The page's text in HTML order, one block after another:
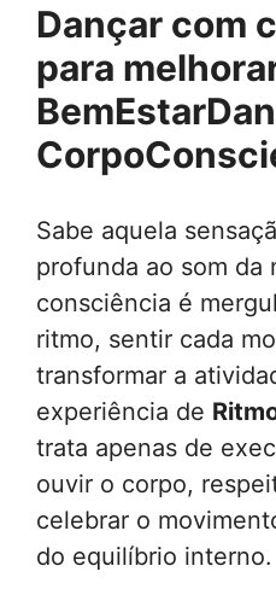
Dançar com
para
Sabe aquela
profunda ao som da
consciência é
ritmo, sentir cada
transformar a
experiência de
trata apenas de
ouvir o corpo,
celebrar o
do equilíbrio interno.